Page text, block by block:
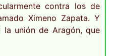
contra los de
Ximeno Zapata. Y
unión de Aragón, que